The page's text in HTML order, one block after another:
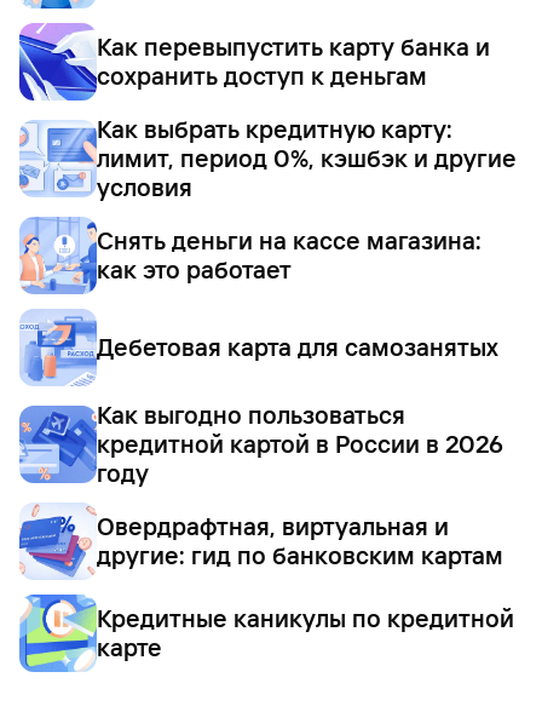
Как перевыпустить карту банка и
сохранить доступ к деньгам
Как выбрать кредитную карту:
лимит, период 0%, кэшбэк и другие
условия
Снять деньги на кассе магазина:
как это работает
Дебетовая карта для самозанятых
Как выгодно пользоваться
кредитной картой в России в 2026
году
Овердрафтная, виртуальная и
другие: гид по банковским картам
Кредитные каникулы по кредитной
карте